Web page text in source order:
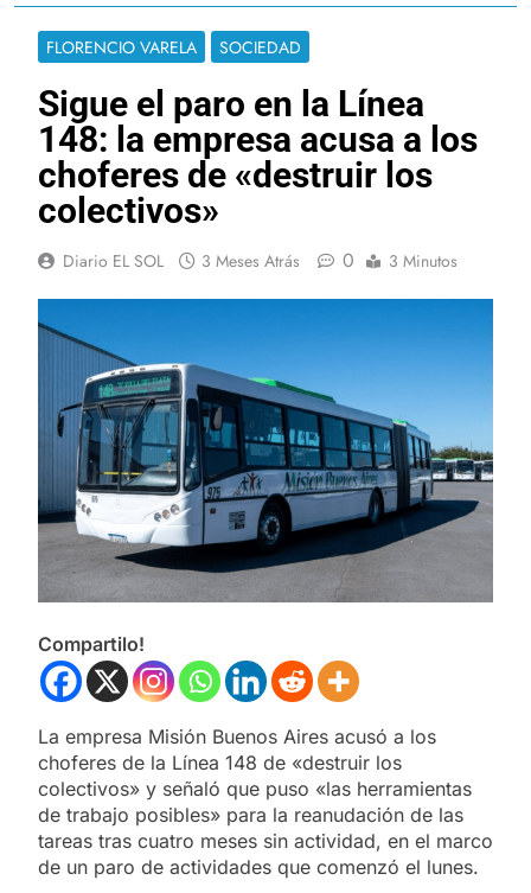
FLORENCIO VARELA SOCIEDAD
Sigue el paro en la Línea
148: la empresa acusa a los
choferes de «destruir los
colectivos»
Diario EL SOL 3 Meses Atrás 0 3 Minutos
Compartilo!
La empresa Misión Buenos Aires acusó a los
choferes de la Línea 148 de «destruir los
colectivos» y señaló que puso «las herramientas
de trabajo posibles» para la reanudación de las
tareas tras cuatro meses sin actividad, en el marco
de un paro de actividades que comenzó el lunes.